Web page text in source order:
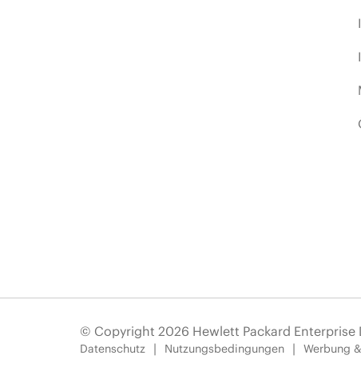
© Copyright 2026 Hewlett Packard Enterprise
Datenschutz Nutzungsbedingungen Werbung